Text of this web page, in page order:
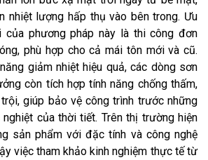
nhiệt lượng hấp thụ vào bên trong. Ưu
phương pháp này là thi công đơn
phù hợp cho cả mái tôn mới và cũ.
giảm nhiệt hiệu quả, các dòng sơn
còn tích hợp tính năng chống thấm,
giúp bảo vệ công trình trước những
của thời tiết. Trên thị trường hiện
sản phẩm với đặc tính và công nghệ
việc tham khảo kinh nghiệm thực tế từ